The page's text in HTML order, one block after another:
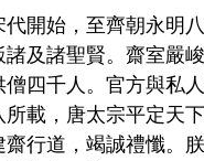
開始，至齊朝永明
及諸聖賢。齋室嚴
四千人。官方與私
載，唐太宗平定天
行道，竭誠禮懺。